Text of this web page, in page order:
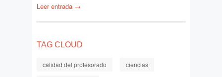
Leer entrada →
TAG CLOUD
calidad del profesorado ciencias